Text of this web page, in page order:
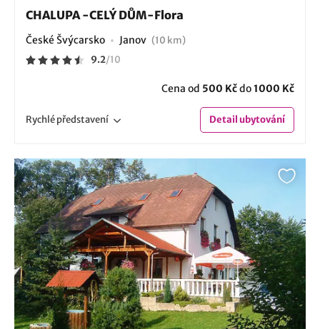
CHALUPA -CELÝ DŮM-Flora
České Švýcarsko Janov (10 km)
9.2/10
Cena od 500 Kčdo1000 Kč
Rychlépředstavení Detailubytování